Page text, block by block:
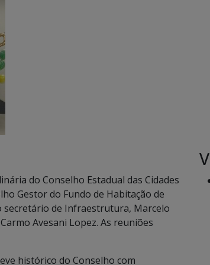
do Conselho Estadual das Cidades
Gestor do Fundo de Habitação de
secretário de Infraestrutura, Marcelo
Avesani Lopez. As reuniões
histórico do Conselho com